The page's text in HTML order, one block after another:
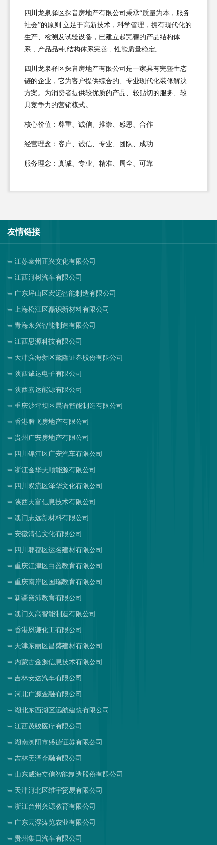
四川龙泉驿区探音房地产有限公司秉承“质量为本，服务
社会”的原则,立足于高新技术，科学管理，拥有现代化的
生产、检测及试验设备，已建立起完善的产品结构体
系，产品品种,结构体系完善，性能质量稳定。
四川龙泉驿区探音房地产有限公司是一家具有完整生态
链的企业，它为客户提供综合的、专业现代化装修解决
方案。为消费者提供较优质的产品、较贴切的服务、较
具竞争力的营销模式。
核心价值：尊重、诚信、推崇、感恩、合作
经营理念：客户、诚信、专业、团队、成功
服务理念：真诚、专业、精准、周全、可靠
友情链接
江苏泰州正兴文化有限公司
江西河树汽车有限公司
广东坪山区宏远智能制造有限公司
上海松江区磊识新材料有限公司
青海永兴智能制造有限公司
江西思源科技有限公司
天津滨海新区黛隆证券股份有限公司
陕西诚达电子有限公司
陕西嘉达能源有限公司
重庆沙坪坝区晨语智能制造有限公司
香港腾飞房地产有限公司
贵州广安房地产有限公司
四川锦江区广安汽车有限公司
浙江金华天顺能源有限公司
四川双流区泽华文化有限公司
陕西天富信息技术有限公司
澳门志远新材料有限公司
安徽清信文化有限公司
四川郫都区运名建材有限公司
重庆江津区白盈教育有限公司
重庆南岸区国瑞教育有限公司
新疆黛沛教育有限公司
澳门久高智能制造有限公司
香港恩谦化工有限公司
天津东丽区昌盛建材有限公司
内蒙古金源信息技术有限公司
吉林安达汽车有限公司
河北广源金融有限公司
湖北东西湖区远航建筑有限公司
江西茂骏医疗有限公司
湖南浏阳市盛德证券有限公司
吉林天泽金融有限公司
山东威海立信智能制造股份有限公司
天津河北区维宇贸易有限公司
浙江台州兴源教育有限公司
广东云浮涛览农业有限公司
贵州集日汽车有限公司